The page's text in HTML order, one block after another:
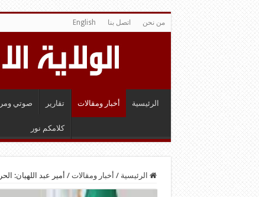
من نحن اتصل بنا English
الرئيسية أخبار ومقالات تقارير صوتي
كلامكم نور
الرئيسية / أخبار ومقالات / أمير عبد اللهيان: